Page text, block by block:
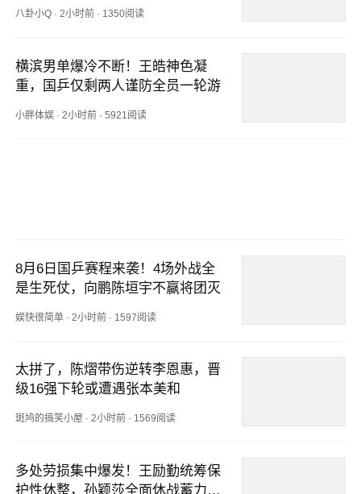
八卦小Q ·2小时前 · 1350阅读
横滨男单爆冷不断！王皓神色凝
重，国乒仅剩两人谨防全员一轮游
小胖体娱 ·2小时前 ·5921阅读
8月6日国乒赛程来袭！4场外战全
是生死仗，向鹏陈垣宇不赢将团灭
娱快很简单 · 2小时前 · 1597阅读
太拼了，陈熠带伤逆转李恩惠，晋
级16强下轮或遭遇张本美和
斑鸠的搞笑小屋 ·2小时前 · 1569阅读
多处劳损集中爆发！王励勤统筹保
护性休整，孙颖莎全面休战蓄力亚